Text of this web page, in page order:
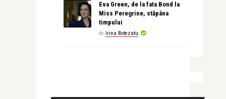
Eva Green, de la fata Bond la
Miss Peregrine, stăpâna
timpului
de Irina Botezatu